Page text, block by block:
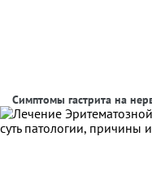
Симптомы гастрита на